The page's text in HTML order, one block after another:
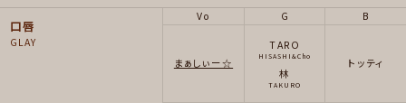
口唇
GLAY
Vo
まぁしぃー☆
G
TARO
HISASHI&Cho
林
TAKURO
B
トッティ